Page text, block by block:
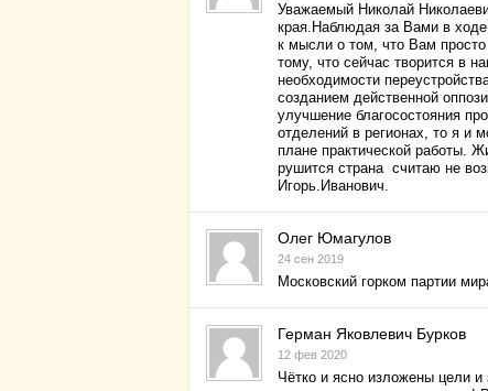
Уважаемый Николай
края.Наблюдая за Вами в
к мысли о том, что Вам
тому, что сейчас творится в
необходимости
созданием действенной
улучшение благосостояния
отделений в регионах, то я и
плане практической работы.
рушится страна считаю не
Игорь.Иванович.
Олег Юмагулов
24 сен 2019
Московский горком партии
Герман Яковлевич Бурков
12 фев 2020
Чётко и ясно изложены цели